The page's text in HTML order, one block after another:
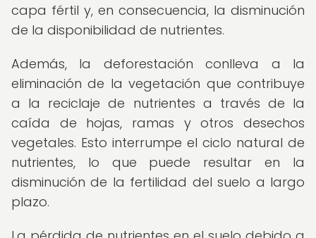
capa fértil y, en consecuencia, la disminución
de la disponibilidad de nutrientes.
Además, la deforestación conlleva a la
eliminación de la vegetación que contribuye
a la reciclaje de nutrientes a través de la
caída de hojas, ramas y otros desechos
vegetales. Esto interrumpe el ciclo natural de
nutrientes, lo que puede resultar en la
disminución de la fertilidad del suelo a largo
plazo.